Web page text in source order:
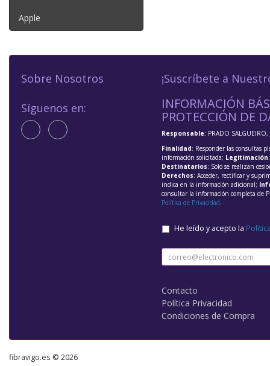
Apple
Sobre Nosotros
Síguenos en:
¡Suscríbete a
INFORMACIÓN
PROTECCIÓN DE
Responsable: PRADO SALGUEIRO,
Finalidad: Responder las consultas
información solicitada; Legitimación
Destinatarios: Solo se realizan
Derechos: Acceder, rectificar y
indica en la información adicional;
consultar la información completa de
Política de Privacidad.
He leído y acepto la
Contacto
Política Privacidad
Condiciones de Compra
fibravigo.es © 2026